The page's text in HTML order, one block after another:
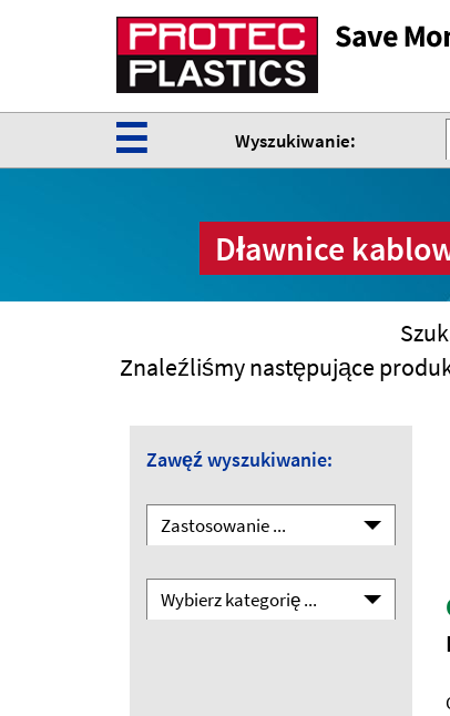
☰ Wyszukiwanie:
Dławnice
Znaleźliśmy następujące
Zawęź wyszukiwanie:
Zastosowanie ...
Wybierz kategorię ...